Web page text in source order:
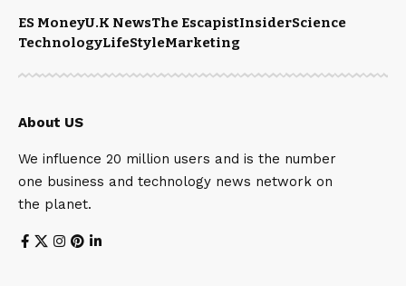
ES MoneyU.K NewsThe EscapistInsiderScience
TechnologyLifeStyleMarketing
About US
We influence 20 million users and is the number
one business and technology news network on
the planet.